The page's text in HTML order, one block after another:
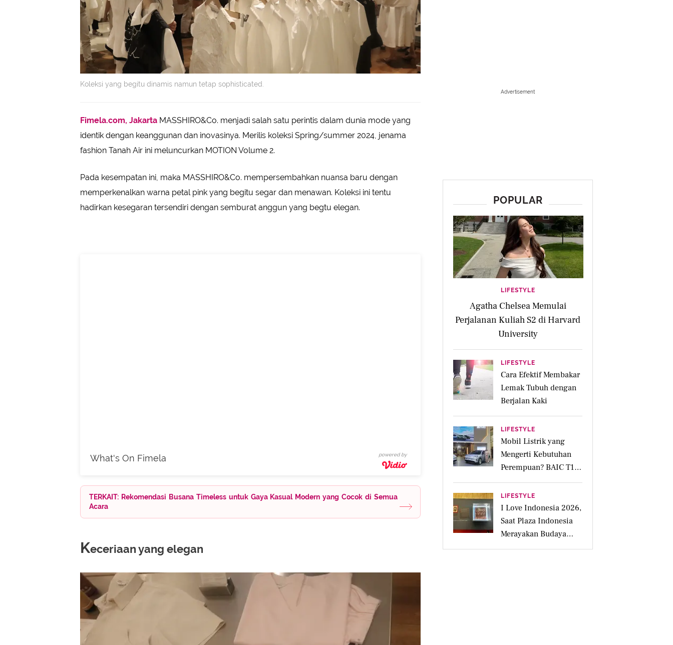
Koleksi yang begitu dinamis namun tetap sophisticated.
Fimela.com, Jakarta MASSHIRO&Co. menjadi salah satu perintis dalam dunia mode yang
identik dengan keanggunan dan inovasinya. Merilis koleksi Spring/summer 2024, jenama
fashion Tanah Air ini meluncurkan MOTION Volume 2.
Pada kesempatan ini, maka MASSHIRO&Co. mempersembahkan nuansa baru dengan
memperkenalkan warna petal pink yang begitu segar dan menawan. Koleksi ini tentu
hadirkan kesegaran tersendiri dengan semburat anggun yang begtu elegan.
What's On Fimela powered by
TERKAIT: Rekomendasi Busana Timeless untuk Gaya Kasual Modern yang Cocok di Semua
Acara
Keceriaan yang elegan
Advertisement
POPULAR
LIFESTYLE
Agatha Chelsea Memulai
Perjalanan Kuliah S2 di Harvard
University
LIFESTYLE
Cara Efektif Membakar
Lemak Tubuh dengan
Berjalan Kaki
LIFESTYLE
Mobil Listrik yang
Mengerti Kebutuhan
Perempuan? BAIC T1
Punya Kabin Lapang
hingga Fitur Parkir
Otomatis
LIFESTYLE
I Love Indonesia 2026,
Saat Plaza Indonesia
Merayakan Budaya
Lokal Lewat 4